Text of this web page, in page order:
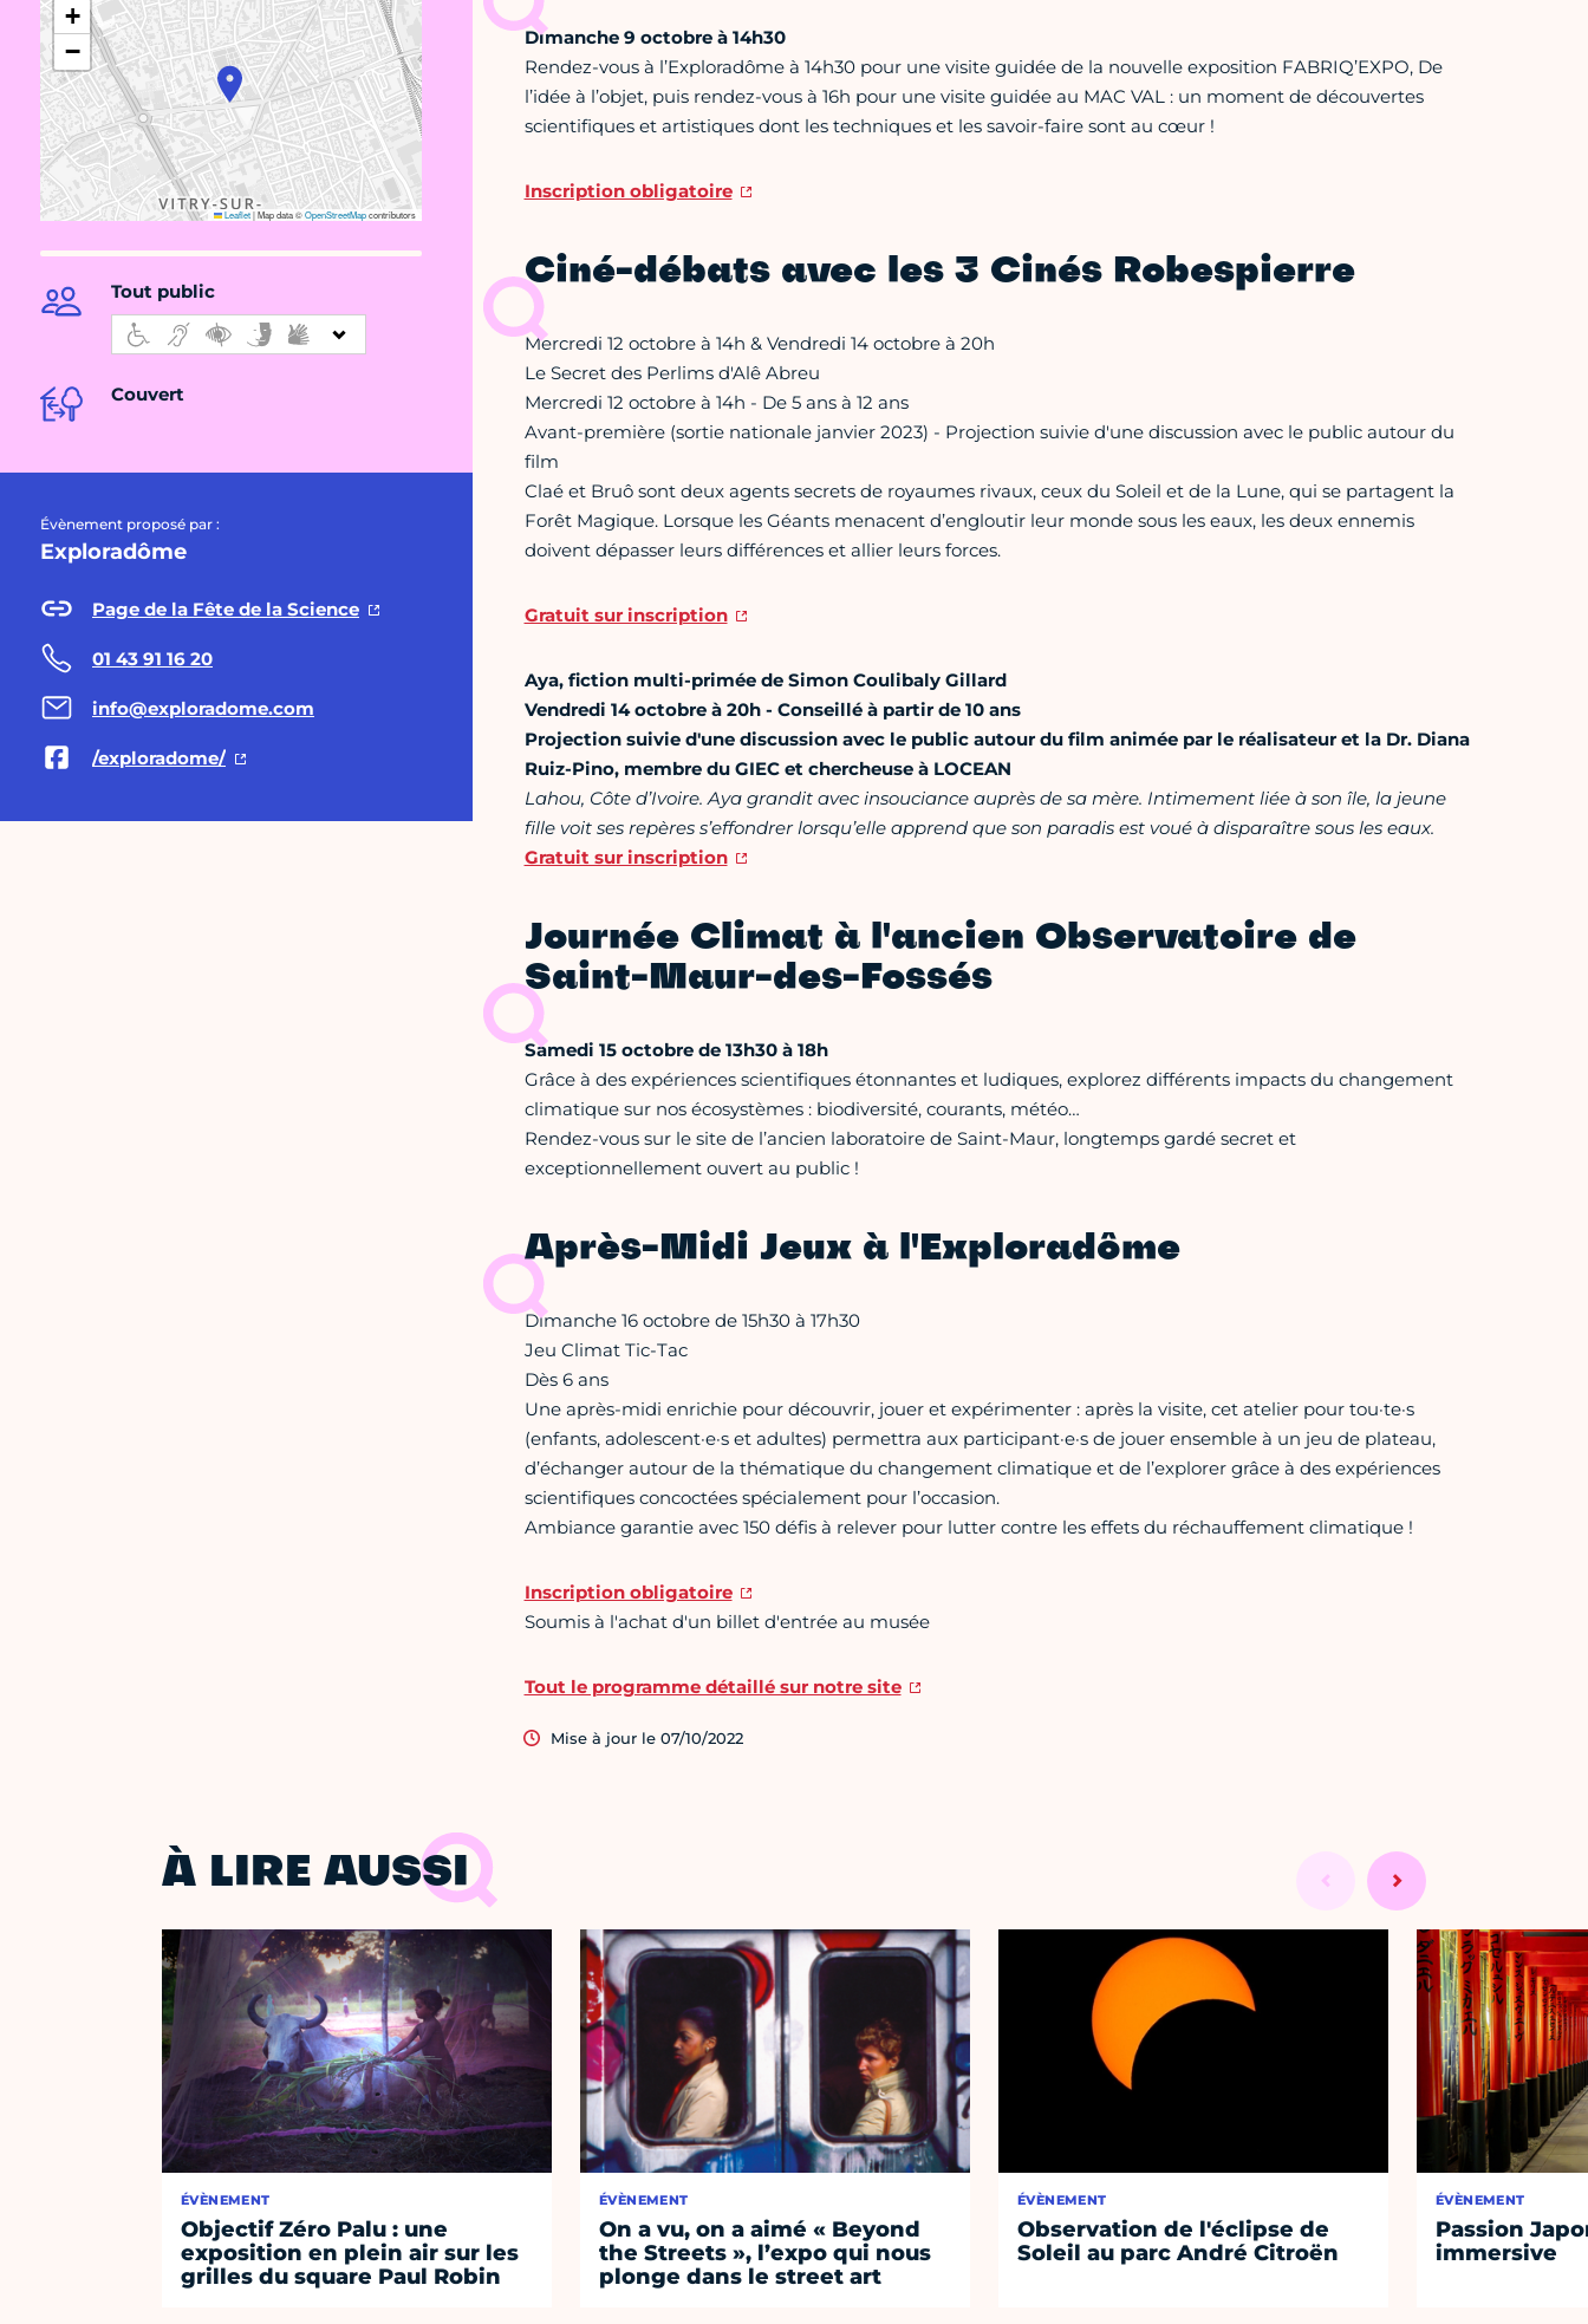
+
−
Leaflet|Map data ©OpenStreetMapcontributors
Tout public
Couvert
Évènement proposé par :
Exploradôme
Page de la Fête de la Science
01 43 91 16 20
info@exploradome.com
/exploradome/
Dimanche 9 octobre à 14h30
Rendez-vous à l’Exploradôme à 14h30 pour une visite guidée de la nouvelle exposition FABRIQ’EXPO, De
l’idée à l’objet, puis rendez-vous à 16h pour une visite guidée au MAC VAL : un moment de découvertes
scientifiques et artistiques dont les techniques et les savoir-faire sont au cœur !
Inscription obligatoire
Ciné-débats avec les 3 Cinés Robespierre
Mercredi 12 octobre à 14h & Vendredi 14 octobre à 20h
Le Secret des Perlims d'Alê Abreu
Mercredi 12 octobre à 14h - De 5 ans à 12 ans
Avant-première (sortie nationale janvier 2023) - Projection suivie d'une discussion avec le public autour du
film
Claé et Bruô sont deux agents secrets de royaumes rivaux, ceux du Soleil et de la Lune, qui se partagent la
Forêt Magique. Lorsque les Géants menacent d’engloutir leur monde sous les eaux, les deux ennemis
doivent dépasser leurs différences et allier leurs forces.
Gratuit sur inscription
Aya, fiction multi-primée de Simon Coulibaly Gillard
Vendredi 14 octobre à 20h - Conseillé à partir de 10 ans
Projection suivie d'une discussion avec le public autour du film animée par le réalisateur et la Dr. Diana
Ruiz-Pino, membre du GIEC et chercheuse à LOCEAN
Lahou, Côte d’Ivoire. Aya grandit avec insouciance auprès de sa mère. Intimement liée à son île, la jeune
fille voit ses repères s’effondrer lorsqu’elle apprend que son paradis est voué à disparaître sous les eaux.
Gratuit sur inscription
Journée Climat à l'ancien Observatoire de
Saint-Maur-des-Fossés
Samedi 15 octobre de 13h30 à 18h
Grâce à des expériences scientifiques étonnantes et ludiques, explorez différents impacts du changement
climatique sur nos écosystèmes : biodiversité, courants, météo…
Rendez-vous sur le site de l’ancien laboratoire de Saint-Maur, longtemps gardé secret et
exceptionnellement ouvert au public !
Après-Midi Jeux à l'Exploradôme
Dimanche 16 octobre de 15h30 à 17h30
Jeu Climat Tic-Tac
Dès 6 ans
Une après-midi enrichie pour découvrir, jouer et expérimenter : après la visite, cet atelier pour tou·te·s
(enfants, adolescent·e·s et adultes) permettra aux participant·e·s de jouer ensemble à un jeu de plateau,
d’échanger autour de la thématique du changement climatique et de l’explorer grâce à des expériences
scientifiques concoctées spécialement pour l’occasion.
Ambiance garantie avec 150 défis à relever pour lutter contre les effets du réchauffement climatique !
Inscription obligatoire
Soumis à l'achat d'un billet d'entrée au musée
Tout le programme détaillé sur notre site
Mise à jour le 07/10/2022
À LIRE AUSSI
ÉVÈNEMENT
Objectif Zéro Palu : une
exposition en plein air sur les
grilles du square Paul Robin
ÉVÈNEMENT
On a vu, on a aimé « Beyond
the Streets », l’expo qui nous
plonge dans le street art
ÉVÈNEMENT
Observation de l'éclipse de
Soleil au parc André Citroën
ÉVÈNEMENT
Passion
immersive